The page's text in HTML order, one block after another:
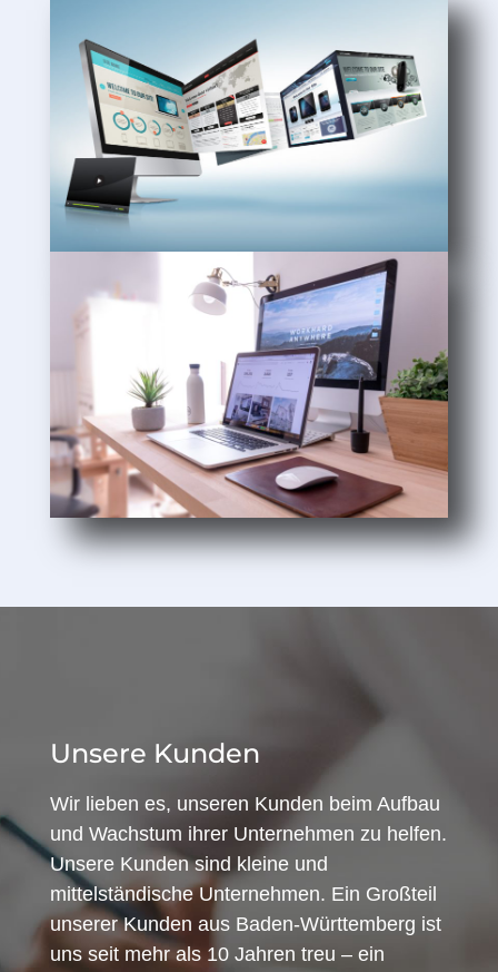
Unsere Kunden
Wir lieben es, unseren Kunden beim Aufbau
und Wachstum ihrer Unternehmen zu helfen.
Unsere Kunden sind kleine und
mittelständische Unternehmen. Ein Großteil
unserer Kunden aus Baden-Württemberg ist
uns seit mehr als 10 Jahren treu – ein